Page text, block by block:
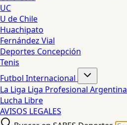
UC
U de Chile
Huachipato
Fernández Vial
Deportes Concepción
Tenis
Futbol Internacional
La Liga Liga Profesional Argentina
Lucha Libre
AVISOS LEGALES